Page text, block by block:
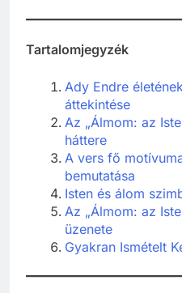
Tartalomjegyzék
Ady Endre
áttekintése
Az „Álmom: az
háttere
A vers fő
bemutatása
Isten és álom
Az „Álmom: az
üzenete
Gyakran Ismételt